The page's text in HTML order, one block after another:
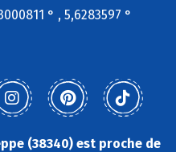
° , 5,6283597 °
(38340) est proche de